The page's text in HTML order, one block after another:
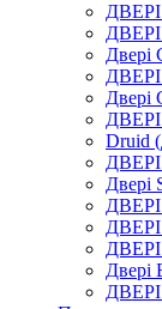
ДВЕРІ
Двері
ДВЕРІ
Двері
ДВЕРІ
Druid
ДВЕРІ
Двері
ДВЕРІ
ДВЕРІ
Двері